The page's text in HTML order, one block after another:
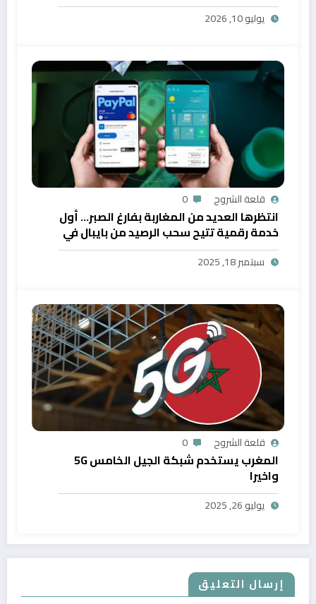
يوليو 10, 2026
قلعة الشروح 0
انتظرها العديد من المغاربة بفارغ الصبر… أول
خدمة رقمية تتيح سحب الرصيد من بايبال في
المغرب
سبتمبر 18, 2025
قلعة الشروح 0
المغرب يستخدم شبكة الجيل الخامس 5G
واخيرا
يوليو 26, 2025
إرسال التعليق